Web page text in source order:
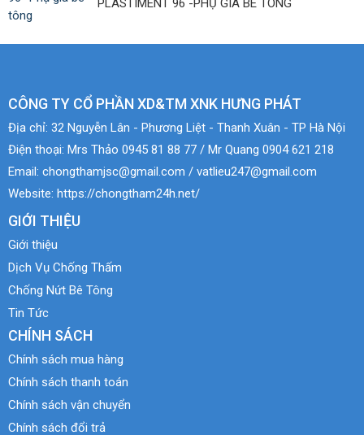
PLASTIMENT 96 -PHỤ GIA BÊ TÔNG
CÔNG TY CỔ PHẦN XD&TM XNK HƯNG PHÁT
Địa chỉ: 32 Nguyễn Lân - Phương Liệt - Thanh Xuân - TP Hà Nội
Điện thoại: Mrs Thảo 0945 81 88 77 / Mr Quang 0904 621 218
Email: chongthamjsc@gmail.com / vatlieu247@gmail.com
Website: https://chongtham24h.net/
GIỚI THIỆU
Giới thiệu
Dịch Vụ Chống Thấm
Chống Nứt Bê Tông
Tin Tức
CHÍNH SÁCH
Chính sách mua hàng
Chính sách thanh toán
Chính sách vận chuyển
Chính sách đổi trả